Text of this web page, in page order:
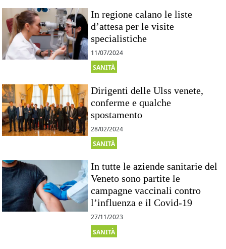
In regione calano le liste
d’attesa per le visite
specialistiche
11/07/2024
SANITÀ
Dirigenti delle Ulss venete,
conferme e qualche
spostamento
28/02/2024
SANITÀ
In tutte le aziende sanitarie del
Veneto sono partite le
campagne vaccinali contro
l’influenza e il Covid-19
27/11/2023
SANITÀ